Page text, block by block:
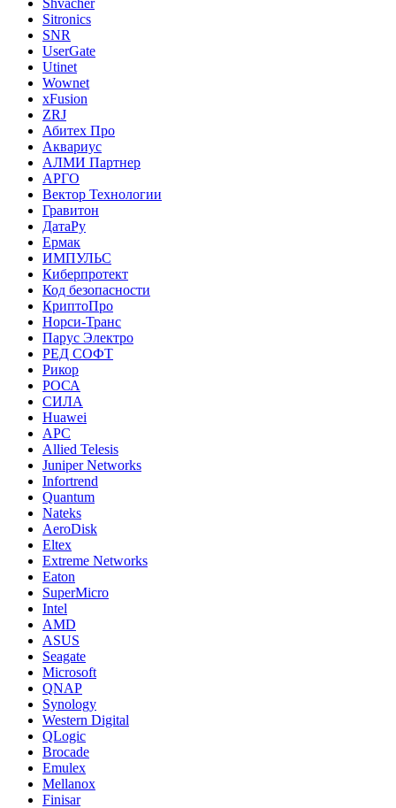
Shvacher
Sitronics
SNR
UserGate
Utinet
Wownet
xFusion
ZRJ
Абитех Про
Аквариус
АЛМИ Партнер
АРГО
Вектор Технологии
Гравитон
ДатаРу
Ермак
ИМПУЛЬС
Киберпротект
Код безопасности
КриптоПро
Норси-Транс
Парус Электро
РЕД СОФТ
Рикор
РОСА
СИЛА
Huawei
APC
Allied Telesis
Juniper Networks
Infortrend
Quantum
Nateks
AeroDisk
Eltex
Extreme Networks
Eaton
SuperMicro
Intel
AMD
ASUS
Seagate
Microsoft
QNAP
Synology
Western Digital
QLogic
Brocade
Emulex
Mellanox
Finisar